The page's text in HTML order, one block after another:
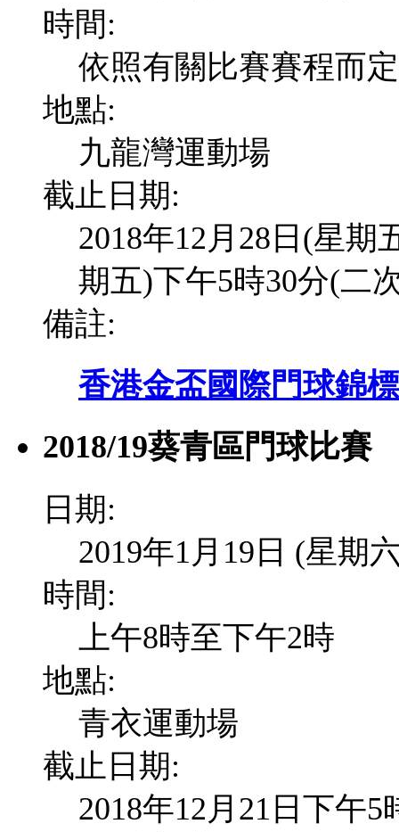
時間:
依照有關比賽賽程而定
地點:
九龍灣運動場
截止日期:
2018年12月28日(星期
期五)下午5時30分(二
備註:
香港金盃國際門球錦
2018/19葵青區門球比賽
日期:
2019年1月19日 (星期
時間:
上午8時至下午2時
地點:
青衣運動場
截止日期:
2018年12月21日下午